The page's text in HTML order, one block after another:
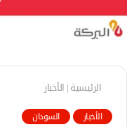
الرئيسية| الأخبار
الأخبار السودان